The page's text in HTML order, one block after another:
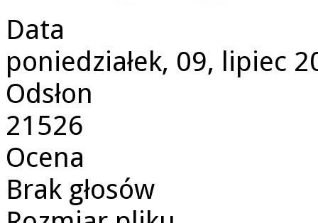
Data
poniedziałek, 09, lipiec
Odsłon
21526
Ocena
Brak głosów